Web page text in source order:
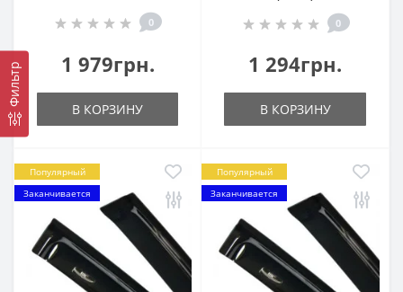
Фильтр
0
1 979грн.
В КОРЗИНУ
0
1 294грн.
В КОРЗИНУ
Популярный
Заканчивается
Популярный
Заканчивается